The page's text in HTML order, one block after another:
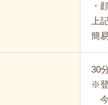
・
上
簡
30
※
今